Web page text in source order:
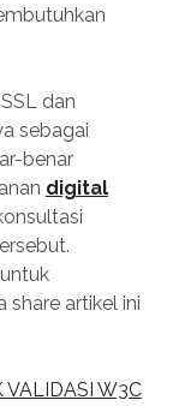
dan
sebagai
benar
digital
share artikel ini
VALIDASI W3C